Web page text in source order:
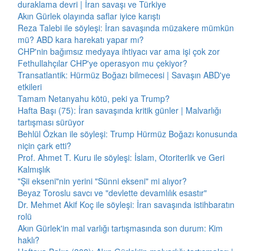
duraklama devri | İran savaşı ve Türkiye
Akın Gürlek olayında saflar iyice karıştı
Reza Talebi ile söyleşi: İran savaşında müzakere mümkün
mü? ABD kara harekatı yapar mı?
CHP'nin bağımsız medyaya ihtiyacı var ama işi çok zor
Fethullahçılar CHP'ye operasyon mu çekiyor?
Transatlantik: Hürmüz Boğazı bilmecesi | Savaşın ABD'ye
etkileri
Tamam Netanyahu kötü, peki ya Trump?
Hafta Başı (75): İran savaşında kritik günler | Malvarlığı
tartışması sürüyor
Behlül Özkan ile söyleşi: Trump Hürmüz Boğazı konusunda
niçin çark etti?
Prof. Ahmet T. Kuru ile söyleşi: İslam, Otoriterlik ve Geri
Kalmışlık
"Şii ekseni"nin yerini "Sünni ekseni" mi alıyor?
Beyaz Toroslu savcı ve "devlette devamlılık esastır"
Dr. Mehmet Akif Koç ile söyleşi: İran savaşında istihbaratın
rolü
Akın Gürlek'in mal varlığı tartışmasında son durum: Kim
haklı?